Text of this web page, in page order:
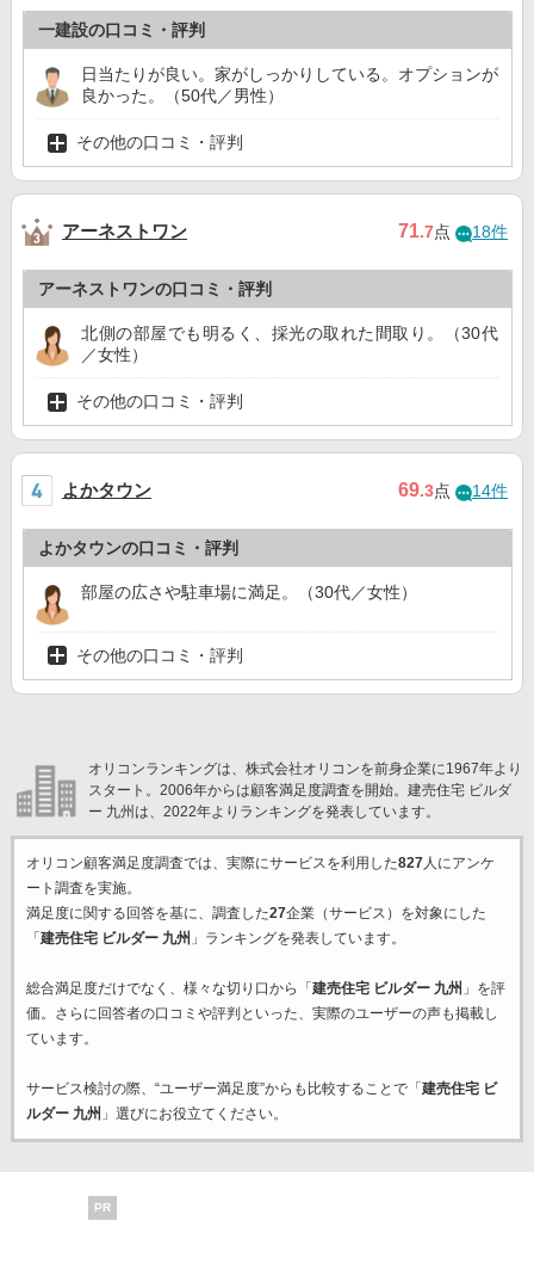
一建設の口コミ・評判
日当たりが良い。家がしっかりしている。オプションが
良かった。（50代／男性）
その他の口コミ・評判
アーネストワン 71.7点 18件
アーネストワンの口コミ・評判
北側の部屋でも明るく、採光の取れた間取り。（30代
／女性）
その他の口コミ・評判
よかタウン 69.3点 14件
よかタウンの口コミ・評判
部屋の広さや駐車場に満足。（30代／女性）
その他の口コミ・評判
オリコンランキングは、株式会社オリコンを前身企業に1967年より
スタート。2006年からは顧客満足度調査を開始。建売住宅 ビルダ
ー 九州は、2022年よりランキングを発表しています。
オリコン顧客満足度調査では、実際にサービスを利用した827人にアンケ
ート調査を実施。
満足度に関する回答を基に、調査した27企業（サービス）を対象にした
「建売住宅 ビルダー 九州 」ランキングを発表しています。
総合満足度だけでなく、様々な切り口から「建売住宅 ビルダー 九州 」を評
価。さらに回答者の口コミや評判といった、実際のユーザーの声も掲載し
ています。
サービス検討の際、“ユーザー満足度”からも比較することで「建売住宅 ビ
ルダー 九州 」選びにお役立てください。
PR